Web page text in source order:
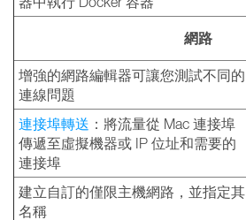
網路
增強的網路編輯器可讓您測試不同的
連線問題
連接埠轉送 ：將流量從 Mac 連接埠
傳遞至虛擬機器或 IP 位址和需要的
連接埠
建立自訂的僅限主機網路，並指定其
名稱